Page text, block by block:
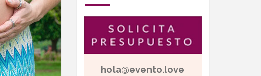
hola@evento.love